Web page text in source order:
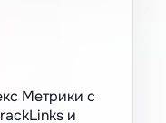
Метрики с
и